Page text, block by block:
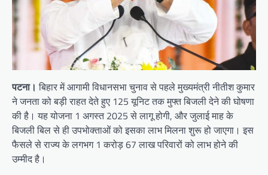
पटना। बिहार में आगामी विधानसभा चुनाव से पहले मुख्यमंत्री नीतीश कुमार
ने जनता को बड़ी राहत देते हुए 125 यूनिट तक मुफ्त बिजली देने की घोषणा
की है। यह योजना 1 अगस्त 2025 से लागू होगी, और जुलाई माह के
बिजली बिल से ही उपभोक्ताओं को इसका लाभ मिलना शुरू हो जाएगा। इस
फैसले से राज्य के लगभग 1 करोड़ 67 लाख परिवारों को लाभ होने की
उम्मीद है।